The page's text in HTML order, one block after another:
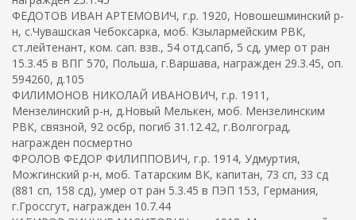
ФЕДОТОВ ИВАН АРТЕМОВИЧ, г.р. 1920, Новошешминский р-
н, с.Чувашская Чебоксарка, моб. Кзылармейским РВК,
ст.лейтенант, ком. сап. взв., 54 отд.сапб, 5 сд, умер от ран
15.3.45 в ВПГ 570, Польша, г.Варшава, награжден 29.3.45, оп.
594260, д.105
ФИЛИМОНОВ НИКОЛАЙ ИВАНОВИЧ, г.р. 1911,
Мензелинский р-н, д.Новый Мелькен, моб. Мензелинским
РВК, связной, 92 осбр, погиб 31.12.42, г.Волгоград,
награжден посмертно
ФРОЛОВ ФЕДОР ФИЛИППОВИЧ, г.р. 1914, Удмуртия,
Можгинский р-н, моб. Татарским ВК, капитан, 73 сп, 33 сд
(881 сп, 158 сд), умер от ран 5.3.45 в ПЭП 153, Германия,
г.Гроссгут, награжден 10.7.44